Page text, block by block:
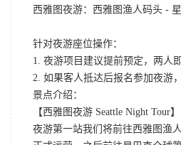
西雅图夜游：西雅图渔人码头 -
针对夜游座位操作：
1. 夜游项目建议提前预定，两人
2. 如果客人抵达后报名参加夜游
景点介绍：
【西雅图夜游 Seattle Night Tour】
夜游第一站我们将前往西雅图渔